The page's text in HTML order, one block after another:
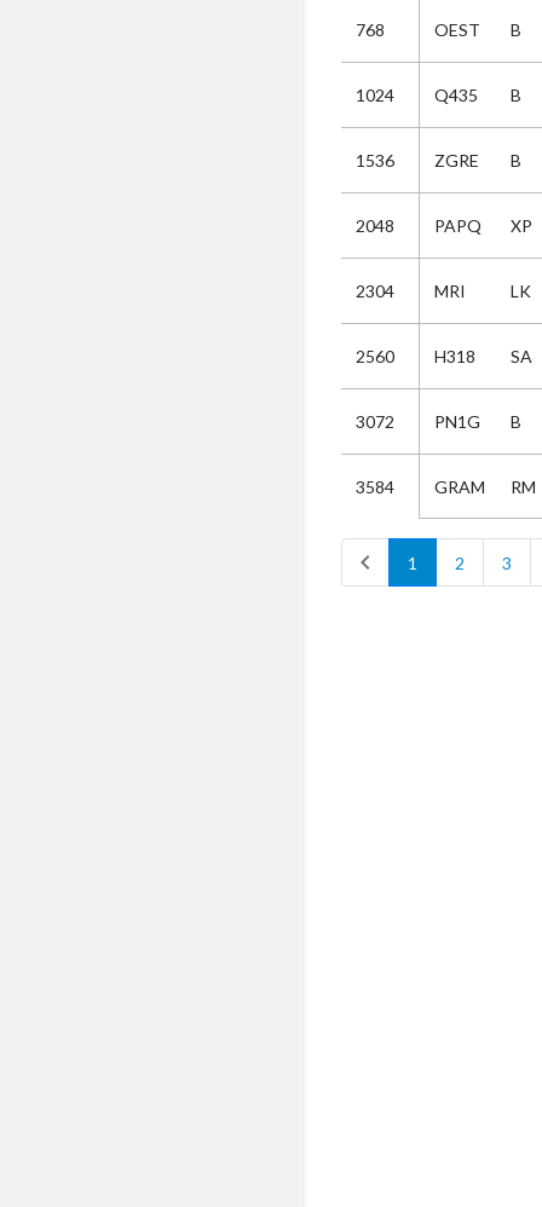
768 OEST B
1024 Q435 B
1536 ZGRE B
2048 PAPQ XP
2304 MRI LK
2560 H318 SA
3072 PN1G B
3584 GRAM RM
chevron_left 1 2 3